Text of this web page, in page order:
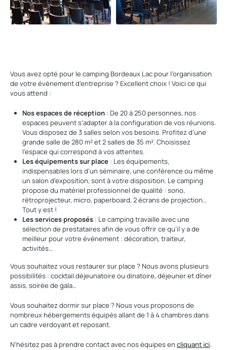
Vous avez opté pour le camping Bordeaux Lac pour l’organisation
de votre événement d’entreprise ? Excellent choix ! Voici ce qui
vous attend :
Nos espaces de réception : De 20 à 250 personnes, nos
espaces peuvent s’adapter à la configuration de vos réunions.
Vous disposez de 3 salles selon vos besoins. Profitez d’une
grande salle de 280 m² et 2 salles de 35 m². Choisissez
l’espace qui correspond à vos attentes.
Les équipements sur place : Les équipements,
indispensables lors d’un séminaire, une conférence ou même
un salon d’exposition, sont à votre disposition. Le camping
propose du matériel professionnel de qualité : sono,
rétroprojecteur, micro, paperboard, 2 écrans de projection…
Tout y est !
Les services proposés : Le camping travaille avec une
sélection de prestataires afin de vous offrir ce qu’il y a de
meilleur pour votre événement : décoration, traiteur,
activités…
Vous souhaitez vous restaurer sur place ? Nous avons plusieurs
possibilités : cocktail déjeunatoire ou dinatoire, déjeuner et dîner
assis, soirée de gala…
Vous souhaitez dormir sur place ? Nous vous proposons de
nombreux hébergements équipés allant de 1 à 4 chambres dans
un cadre verdoyant et reposant.
N’hésitez pas à prendre contact avec nos équipes en cliquant ici.